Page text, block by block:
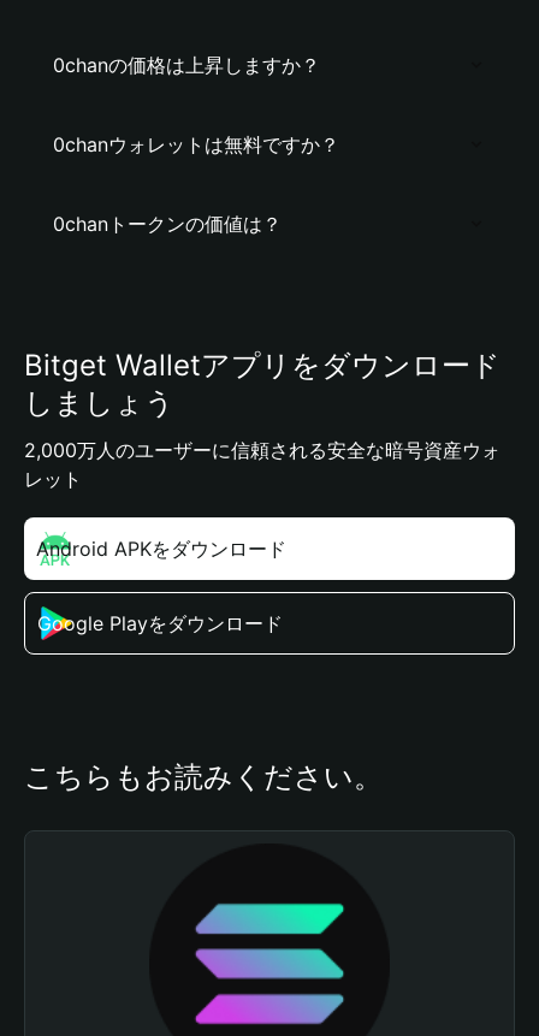
0chanの価格は上昇しますか？
0chanウォレットは無料ですか？
0chanトークンの価値は？
Bitget Walletアプリをダウンロード
しましょう
2,000万人のユーザーに信頼される安全な暗号資産ウォ
レット
Android APKをダウンロード
Google Playをダウンロード
こちらもお読みください。